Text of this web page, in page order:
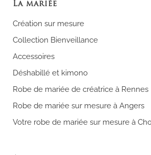
La mariée
Création sur mesure
Collection Bienveillance
Accessoires
Déshabillé et kimono
Robe de mariée de créatrice à Rennes
Robe de mariée sur mesure à Angers
Votre robe de mariée sur mesure à